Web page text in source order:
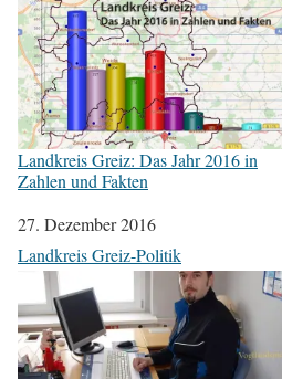
Landkreis Greiz: Das Jahr 2016 in
Zahlen und Fakten
Datum
27. Dezember 2016
In Bezug auf
Landkreis Greiz-Politik